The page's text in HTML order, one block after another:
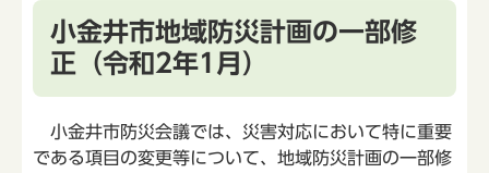
小金井市地域防災計画の一部修
正（令和2年1月）
小金井市防災会議では、災害対応において特に重要
である項目の変更等について、地域防災計画の一部修